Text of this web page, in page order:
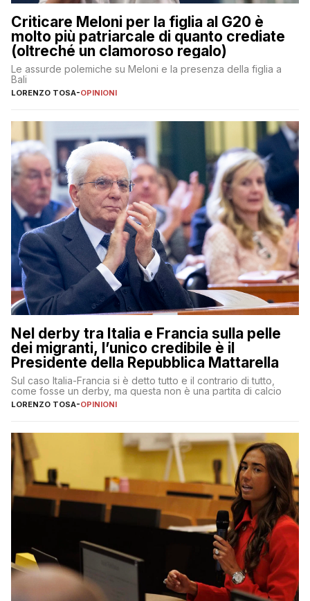
Criticare Meloni per la figlia al G20 è
molto più patriarcale di quanto crediate
(oltreché un clamoroso regalo)
Le assurde polemiche su Meloni e la presenza della figlia a
Bali
LORENZO TOSA-OPINIONI
Nel derby tra Italia e Francia sulla pelle
dei migranti, l’unico credibile è il
Presidente della Repubblica Mattarella
Sul caso Italia-Francia si è detto tutto e il contrario di tutto,
come fosse un derby, ma questa non è una partita di calcio
LORENZO TOSA-OPINIONI